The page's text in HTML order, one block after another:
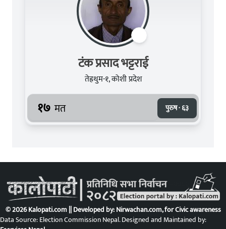
टंक प्रसाद भट्टराई
तेह्रथुम-१, कोशी प्रदेश
१७ मत पुरुष · ६३
© 2026 Kalopati.com || Developed by:Nirwachan.com, for Civic awareness
Data Source: Election Commission Nepal. Designed and Maintained by: